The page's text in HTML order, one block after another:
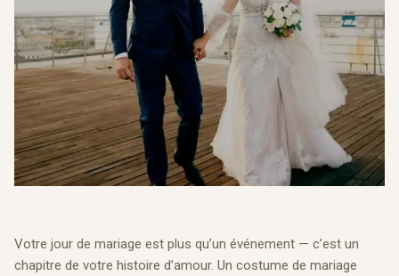
Votre jour de mariage est plus qu’un événement — c’est un
chapitre de votre histoire d’amour. Un costume de mariage